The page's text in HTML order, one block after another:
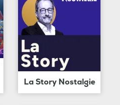
La Story Nostalgie